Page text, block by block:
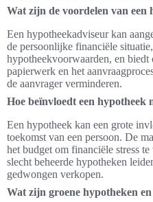
Wat zijn de voordelen van een
Een hypotheekadviseur kan
de persoonlijke financiële
hypotheekvoorwaarden, en biedt
papierwerk en het
de aanvrager verminderen.
Hoe beïnvloedt een hypotheek
Een hypotheek kan een grote
toekomst van een persoon. De
het budget om financiële stress
slecht beheerde hypotheken
gedwongen verkopen.
Wat zijn groene hypotheken